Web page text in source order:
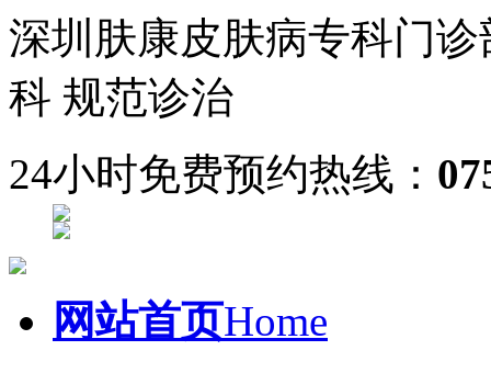
深圳肤康皮肤病专科门诊
科 规范诊治
24小时免费预约热线：
网站首页Home